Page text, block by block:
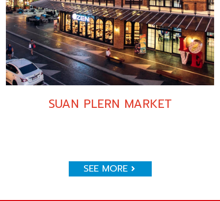
SUAN PLERN MARKET
SEE MORE